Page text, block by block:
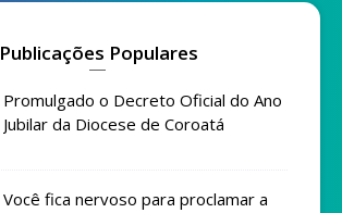
Publicações Populares
Promulgado o Decreto Oficial do Ano
Jubilar da Diocese de Coroatá
Você fica nervoso para proclamar a